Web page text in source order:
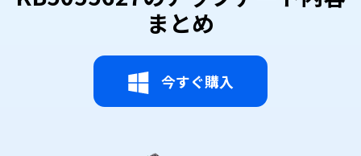
まとめ
今すぐ購入